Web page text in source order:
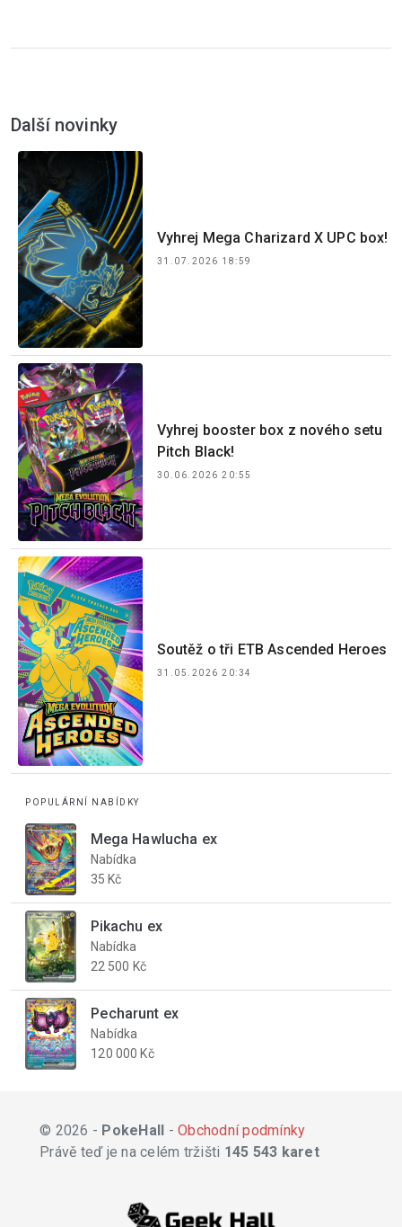
Další novinky
Vyhrej Mega Charizard X UPC box!
31.07.2026 18:59
Vyhrej booster box z nového setu
Pitch Black!
30.06.2026 20:55
Soutěž o tři ETB Ascended Heroes
31.05.2026 20:34
POPULÁRNÍ NABÍDKY
Mega Hawlucha ex
Nabídka
35 Kč
Pikachu ex
Nabídka
22 500 Kč
Pecharunt ex
Nabídka
120 000 Kč
© 2026 - PokeHall - Obchodní podmínky
Právě teď je na celém tržišti 145 543 karet